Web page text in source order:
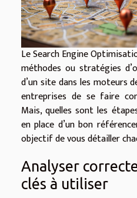
Le Search Engine
méthodes ou stratégies
d’un site dans les moteurs
entreprises de se faire
Mais, quelles sont les
en place d’un bon
objectif de vous détailler
Analyser
clés à utiliser